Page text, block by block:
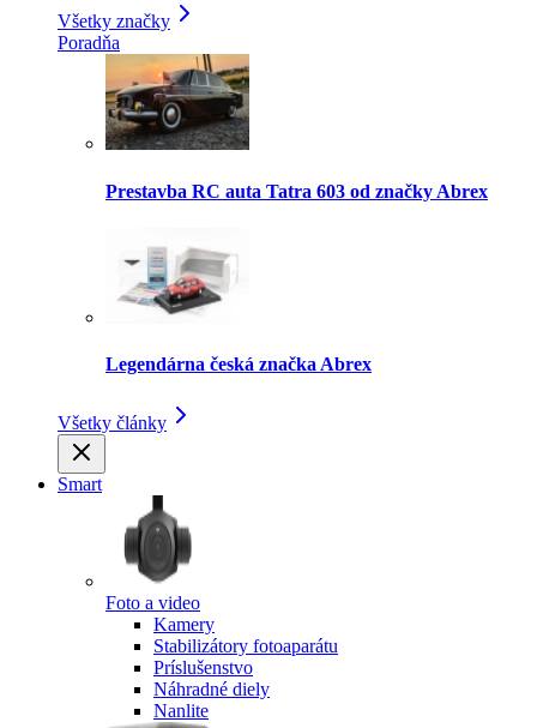
Všetky značky
Poradňa
Prestavba RC auta Tatra 603 od značky Abrex
Legendárna česká značka Abrex
Všetky články
Smart
Foto a video
Kamery
Stabilizátory fotoaparátu
Príslušenstvo
Náhradné diely
Nanlite